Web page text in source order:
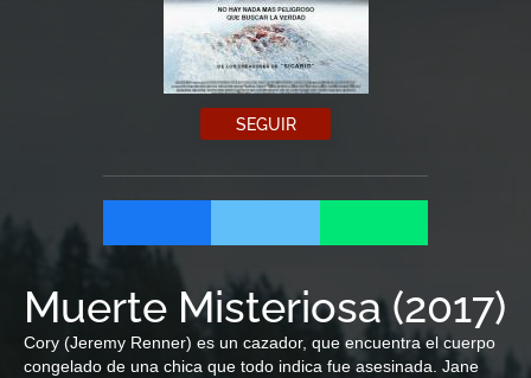
SEGUIR
Muerte Misteriosa(2017)
Cory (Jeremy Renner) es un cazador, que encuentra el cuerpo
congelado de una chica que todo indica fue asesinada. Jane